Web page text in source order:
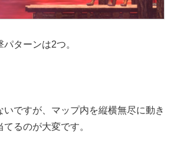
ターンは2つ。
ですが、マップ内を縦横無尽に動き
るのが大変です。